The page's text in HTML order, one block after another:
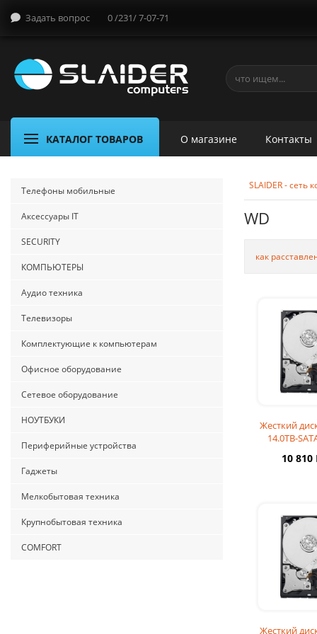
Задать вопрос 0 /231/ 7-07-71
КАТАЛОГ ТОВАРОВ О магазине Контакты
Телефоны мобильные
Аксессуары IT
SECURITY
КОМПЬЮТЕРЫ
Аудио техника
Телевизоры
Комплектующие к компьютерам
Офисное оборудование
Сетевое оборудование
НОУТБУКИ
Периферийные устройства
Гаджеты
Мелкобытовая техника
Крупнобытовая техника
COMFORT
SLAIDER - сеть
WD
как
Жесткий
14.0TB-
Pro
10 810
Жесткий